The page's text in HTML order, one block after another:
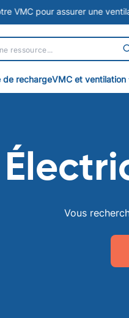
assurer une ventilation
de rechargeVMC et ventilation
Vous